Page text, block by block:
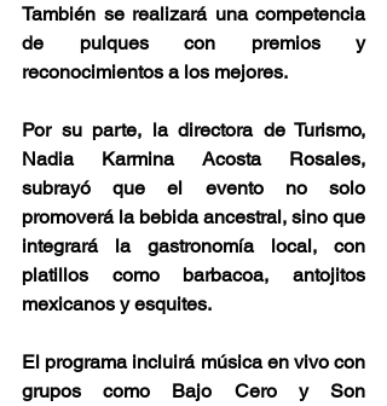
También se realizará una competencia
de pulques con premios y
reconocimientos a los mejores.
Por su parte, la directora de Turismo,
Nadia Karmina Acosta Rosales,
subrayó que el evento no solo
promoverá la bebida ancestral, sino que
integrará la gastronomía local, con
platillos como barbacoa, antojitos
mexicanos y esquites.
El programa incluirá música en vivo con
grupos como Bajo Cero y Son